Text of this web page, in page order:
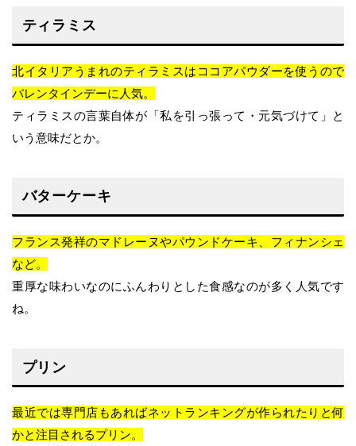
ティラミス
北イタリアうまれのティラミスはココアパウダーを使うので
バレンタインデーに人気。
ティラミスの言葉自体が「私を引っ張って・元気づけて」と
いう意味だとか。
バターケーキ
フランス発祥のマドレーヌやパウンドケーキ、フィナンシェ
など。
重厚な味わいなのにふんわりとした食感なのが多く人気です
ね。
プリン
最近では専門店もあればネットランキングが作られたりと何
かと注目されるプリン。